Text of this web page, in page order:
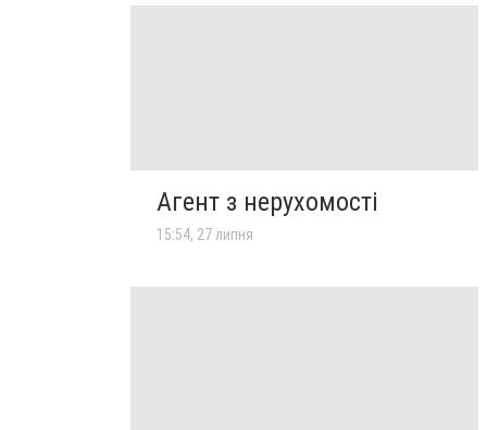
Агент з нерухомості
15:54, 27 липня